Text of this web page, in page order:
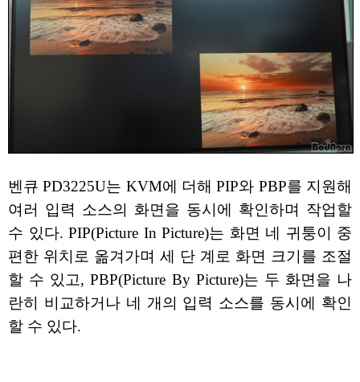
벤큐 PD3225U는 KVM에 더해 PIP와 PBP를 지원해
여러 입력 소스의 화면을 동시에 확인하며 작업할
수 있다. PIP(Picture In Picture)는 화면 네 귀퉁이 중
편한 위치로 옮겨가며 세 단 계로 화면 크기를 조절
할 수 있고, PBP(Picture By Picture)는 두 화면을 나
란히 비교하거나 네 개의 입력 소스를 동시에 확인
할 수 있다.